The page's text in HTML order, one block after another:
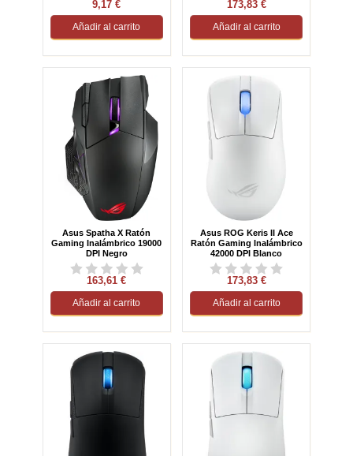
9,17 €
Añadir al carrito
173,83 €
Añadir al carrito
Asus Spatha X Ratón
Gaming Inalámbrico 19000
DPI Negro
163,61 €
Añadir al carrito
Asus ROG Keris II Ace
Ratón Gaming Inalámbrico
42000 DPI Blanco
173,83 €
Añadir al carrito